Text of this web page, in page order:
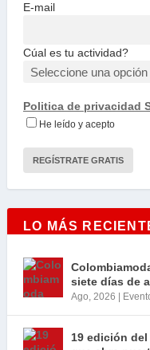
E-mail
Cúal es tu actividad?
Politica de privacidad
He leído y acepto
LO MÁS
siete días de
Ago, 2026
19 edición